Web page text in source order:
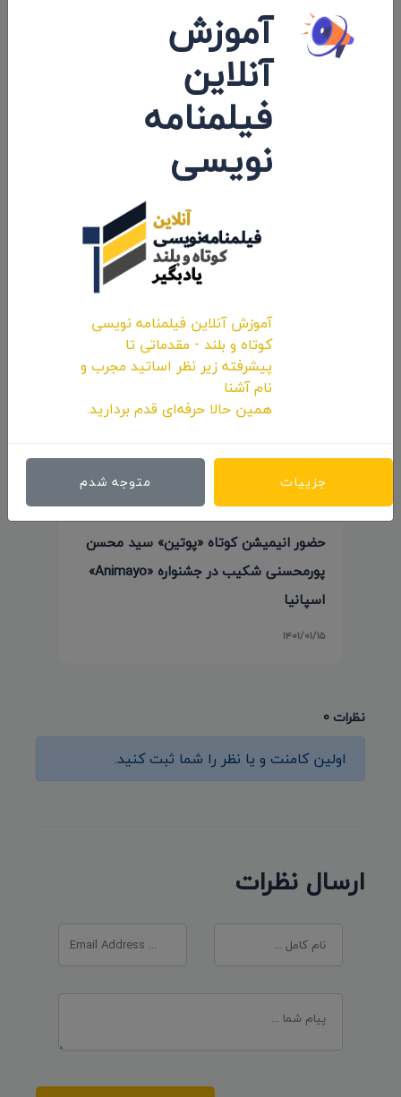
حضور انیمیشن کوتاه «پوتین» سید محسن
پورمحسنی شکیب در جشنواره «Cine Lebu»
حضور انیمیشن کوتاه «پوتین» سید محسن
پورمحسنی شکیب در جشنواره «Animayo»
اسپانیا
۱۴۰۱/۰۱/۱۵
نظرات 0
اولین کامنت و یا نظر را شما ثبت کنید.
ارسال نظرات
آموزش
آنلاین
فیلمنامه
نویسی
آموزش آنلاین فیلمنامه نویسی
کوتاه و بلند - مقدماتی تا
پیشرفته زیر نظر اساتید مجرب و
نام آشنا
همین حالا حرفه‌ای قدم بردارید.
جزییات متوجه شدم